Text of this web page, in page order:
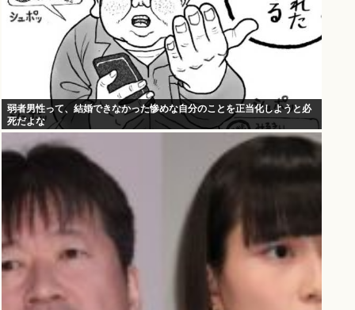
弱者男性って、結婚できなかった惨めな自分のことを正当化しようと必
死だよな